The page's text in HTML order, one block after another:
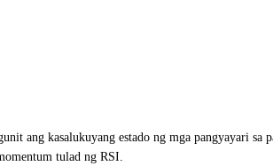
ang kasalukuyang estado ng mga pangyayari
tulad ng RSI.